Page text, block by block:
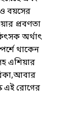
বয়সের
প্রবণতা
অর্থাৎ
থাকেন
এশিয়ার
এই রোগের